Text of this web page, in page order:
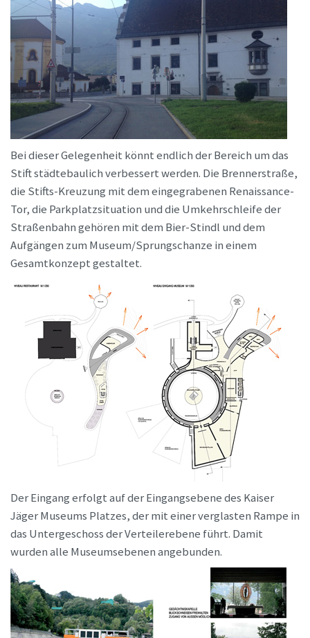
Bei dieser Gelegenheit könnt endlich der Bereich um das
Stift städtebaulich verbessert werden. Die Brennerstraße,
die Stifts-Kreuzung mit dem eingegrabenen Renaissance-
Tor, die Parkplatzsituation und die Umkehrschleife der
Straßenbahn gehören mit dem Bier-Stindl und dem
Aufgängen zum Museum/Sprungschanze in einem
Gesamtkonzept gestaltet.
Der Eingang erfolgt auf der Eingangsebene des Kaiser
Jäger Museums Platzes, der mit einer verglasten Rampe in
das Untergeschoss der Verteilerebene führt. Damit
wurden alle Museumsebenen angebunden.